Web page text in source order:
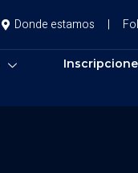
Donde estamos |